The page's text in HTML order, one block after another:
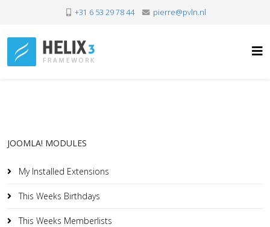
+31 6 53 29 78 44 pierre@pvln.nl
JOOMLA! MODULES
My Installed Extensions
This Weeks Birthdays
This Weeks Memberlists